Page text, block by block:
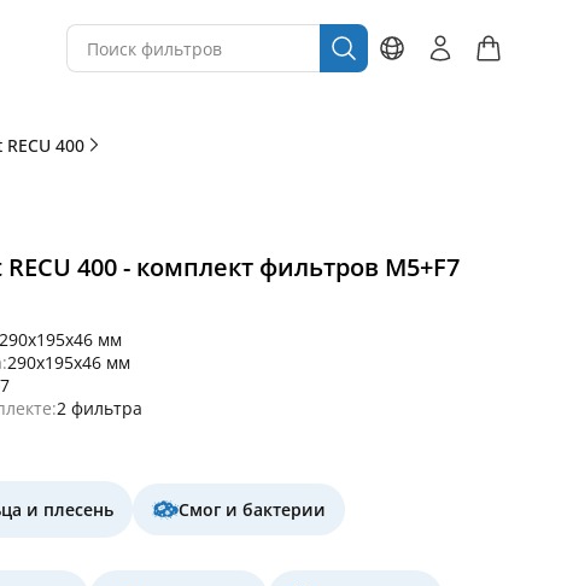
400
400 - комплект фильтров M5+F7
290x195x46 мм
290x195x46 мм
2 фильтра
и плесень
Смог и бактерии